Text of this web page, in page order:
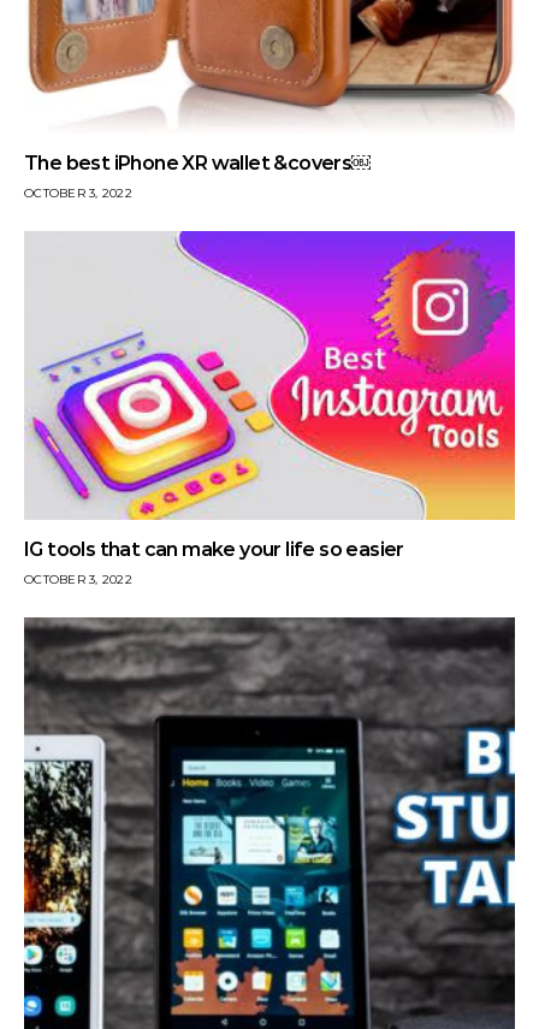
The best iPhone XR wallet &covers￼
OCTOBER 3, 2022
IG tools that can make your life so easier
OCTOBER 3, 2022